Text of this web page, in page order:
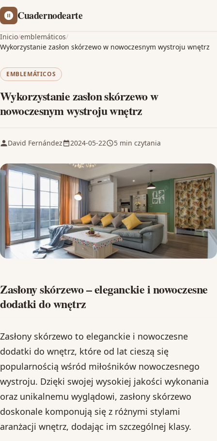
Cuadernodearte
Inicio/emblemáticos/
Wykorzystanie zasłon skórzewo w nowoczesnym wystroju wnętrz
EMBLEMÁTICOS
Wykorzystanie zasłon skórzewo w
nowoczesnym wystroju wnętrz
David Fernández 2024-05-22 5 min czytania
Zasłony skórzewo – eleganckie i nowoczesne
dodatki do wnętrz
Zasłony skórzewo to eleganckie i nowoczesne
dodatki do wnętrz, które od lat cieszą się
popularnością wśród miłośników nowoczesnego
wystroju. Dzięki swojej wysokiej jakości wykonania
oraz unikalnemu wyglądowi, zasłony skórzewo
doskonale komponują się z różnymi stylami
aranżacji wnętrz, dodając im szczególnej klasy.